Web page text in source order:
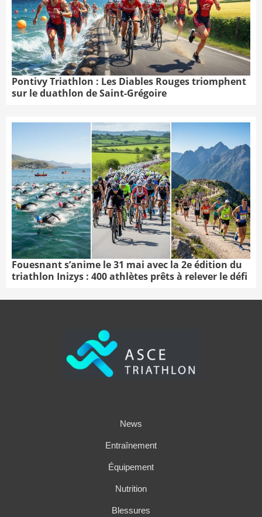
Pontivy Triathlon : Les Diables Rouges triomphent
sur le duathlon de Saint-Grégoire
Fouesnant s’anime le 31 mai avec la 2e édition du
triathlon Inizys : 400 athlètes prêts à relever le défi
News
Entraînement
Équipement
Nutrition
Blessures